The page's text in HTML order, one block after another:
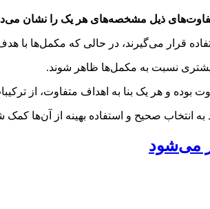
تفاوت‌های ذیل مشخصه‌های هر یک را نشان
قرار می‌گیرند، در حالی که مکمل‌ها
نسبت به مکمل‌ها ظاهر شوند.
بوده و هر یک بنا به اهداف متفاوت، از
انتخاب صحیح و استفاده بهینه از آن‌ها کمک
می‌شود